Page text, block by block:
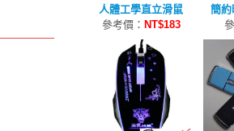
人體工學直立滑鼠
參考價： NT$183
簡約